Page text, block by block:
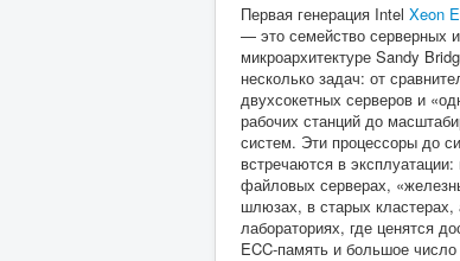
Первая генерация Intel Xeon
— это семейство серверных
микроархитектуре Sandy
несколько задач: от
двухсокетных серверов и
рабочих станций до
систем. Эти процессоры до
встречаются в
файловых серверах,
шлюзах, в старых
лабораториях, где ценятся
ECC-память и большое